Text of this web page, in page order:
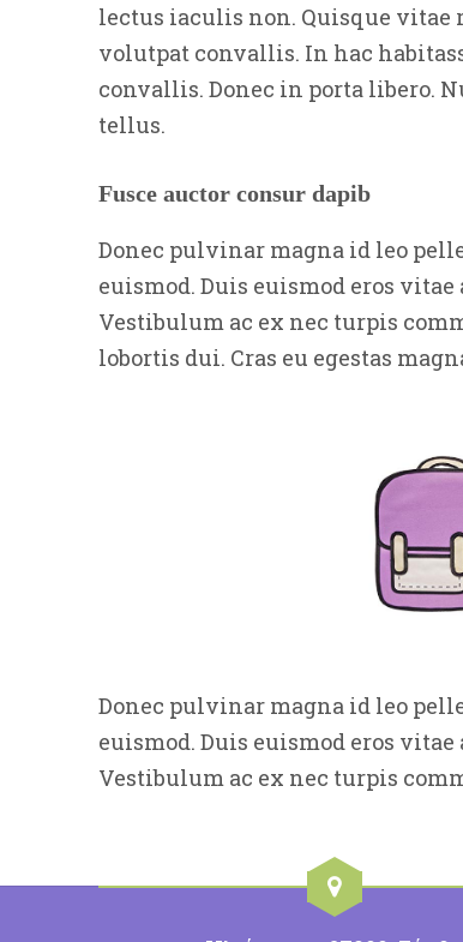
lectus iaculis non. Quisque vitae
volutpat convallis. In hac
convallis. Donec in porta libero.
tellus.
Fusce auctor consur dapib
Donec pulvinar magna id leo
euismod. Duis euismod eros
Vestibulum ac ex nec turpis
lobortis dui. Cras eu egestas
Donec pulvinar magna id leo
euismod. Duis euismod eros
Vestibulum ac ex nec turpis